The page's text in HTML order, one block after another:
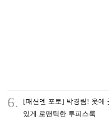
6.
[패션엔 포토] 박경림! 옷에
있게 로맨틱한 투피스룩